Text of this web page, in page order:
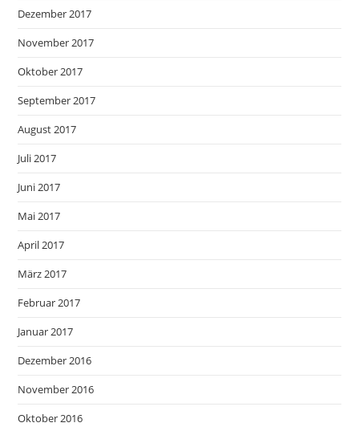
Dezember 2017
November 2017
Oktober 2017
September 2017
August 2017
Juli 2017
Juni 2017
Mai 2017
April 2017
März 2017
Februar 2017
Januar 2017
Dezember 2016
November 2016
Oktober 2016